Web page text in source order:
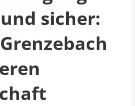
sicher: